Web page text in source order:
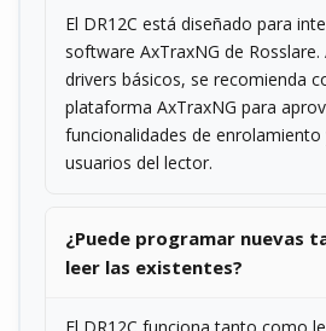
El DR12C está diseñado para
software AxTraxNG de Rosslare.
drivers básicos, se recomienda
plataforma AxTraxNG para
funcionalidades de enrolamiento
usuarios del lector.
¿Puede programar nuevas
leer las existentes?